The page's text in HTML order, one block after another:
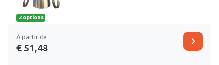
2 options
À partir de
€ 51,48
chevron_right